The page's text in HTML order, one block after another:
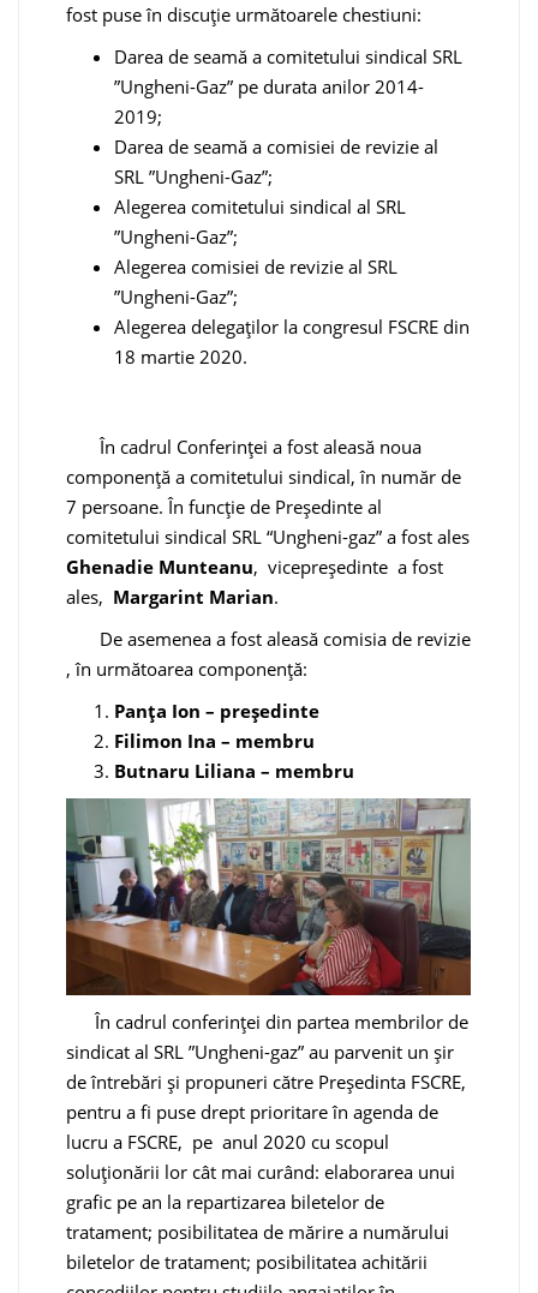
fost puse în discuție următoarele chestiuni:
Darea de seamă a comitetului sindical SRL
”Ungheni-Gaz” pe durata anilor 2014-
2019;
Darea de seamă a comisiei de revizie al
SRL ”Ungheni-Gaz”;
Alegerea comitetului sindical al SRL
”Ungheni-Gaz”;
Alegerea comisiei de revizie al SRL
”Ungheni-Gaz”;
Alegerea delegaților la congresul FSCRE din
18 martie 2020.
În cadrul Conferinței a fost aleasă noua
componență a comitetului sindical, în număr de
7 persoane. În funcție de Președinte al
comitetului sindical SRL “Ungheni-gaz” a fost ales
Ghenadie Munteanu, vicepreședinte a fost
ales, Margarint Marian.
De asemenea a fost aleasă comisia de revizie
, în următoarea componență:
Panța Ion – președinte
Filimon Ina – membru
Butnaru Liliana – membru
În cadrul conferinței din partea membrilor de
sindicat al SRL ”Ungheni-gaz” au parvenit un șir
de întrebări și propuneri către Președinta FSCRE,
pentru a fi puse drept prioritare în agenda de
lucru a FSCRE, pe anul 2020 cu scopul
soluționării lor cât mai curând: elaborarea unui
grafic pe an la repartizarea biletelor de
tratament; posibilitatea de mărire a numărului
biletelor de tratament; posibilitatea achitării